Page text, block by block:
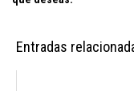
Entradas